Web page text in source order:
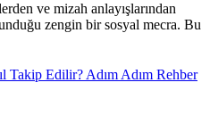
ve mizah anlayışlarından
zengin bir sosyal mecra. Bu